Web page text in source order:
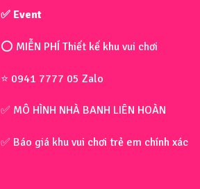
✅ Event
⭕ MIỄN PHÍ Thiết kế khu vui chơi
⭐ 0941 7777 05 Zalo
✅ MÔ HÌNH NHÀ BANH LIÊN HOÀN
✅ Báo giá khu vui chơi trẻ em chính xác